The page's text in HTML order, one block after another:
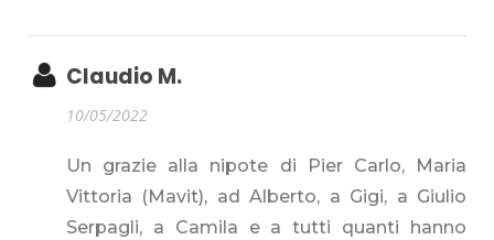
Claudio M.
10/05/2022
Un grazie alla nipote di Pier Carlo, Maria
Vittoria (Mavit), ad Alberto, a Gigi, a Giulio
Serpagli, a Camila e a tutti quanti hanno